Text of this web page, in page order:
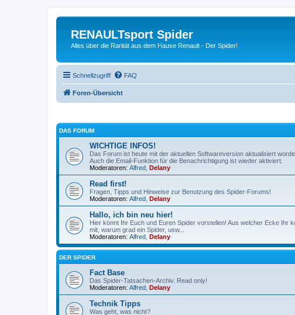
RENAULTsport Spider
Alles über die Rarität aus dem Hause Renault - Der Spider!
Schnellzugriff FAQ
Foren-Übersicht
DAS FORUM
WICHTIGE INFOS!
Das Forum ist heute mit der aktuellen Softwareversion aktualisiert
Auch die Email-Funktion für die Benachrichtigung ist wieder aktiviert.
Moderatoren: Alfred Delany
Read first!
Fragen, Tipps und Hinweise zur Benutzung des Spider-Forums!
Moderatoren: Alfred Delany
Hallo, ich bin neu hier!
Hier könnt Ihr Euch und Euren Spider vorstellen! Aus welcher Ecke Ihr
mit, warum grad ein Spider, usw...
Moderatoren: Alfred Delany
DER SPIDER
Fact Base
Das Spider-Tatsachen-Archiv. Read only!
Moderatoren: Alfred Delany
Technik Tipps
Was geht, was nicht?